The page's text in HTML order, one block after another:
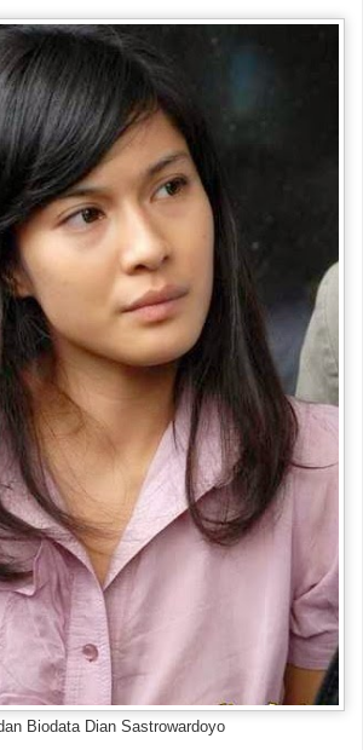
Biodata Dian Sastrowardoyo